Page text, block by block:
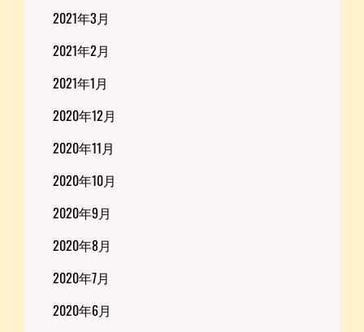
2021年3月
2021年2月
2021年1月
2020年12月
2020年11月
2020年10月
2020年9月
2020年8月
2020年7月
2020年6月